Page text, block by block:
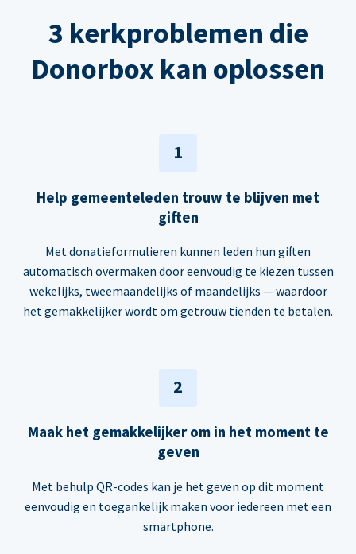
3 kerkproblemen die
Donorbox kan oplossen
1
Help gemeenteleden trouw te blijven met
giften
Met donatieformulieren kunnen leden hun giften
automatisch overmaken door eenvoudig te kiezen tussen
wekelijks, tweemaandelijks of maandelijks — waardoor
het gemakkelijker wordt om getrouw tienden te betalen.
2
Maak het gemakkelijker om in het moment te
geven
Met behulp QR-codes kan je het geven op dit moment
eenvoudig en toegankelijk maken voor iedereen met een
smartphone.